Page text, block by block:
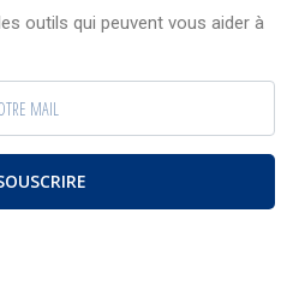
outils qui peuvent vous aider à